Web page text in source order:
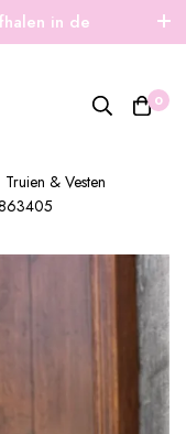
in de
0
Truien & Vesten